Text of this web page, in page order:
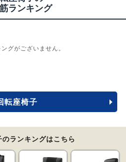
ランキング
グがございません。
転座椅子
のランキングはこちら